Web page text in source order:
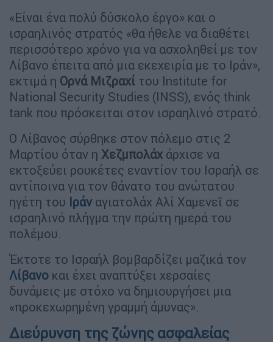
«Είναι ένα πολύ δύσκολο έργο» και ο
ισραηλινός στρατός «θα ήθελε να διαθέτει
περισσότερο χρόνο για να ασχοληθεί με τον
Λίβανο έπειτα από μια εκεχειρία με το Ιράν»,
εκτιμά η Ορνά Μιζραχί του Institute for
National Security Studies (INSS), ενός think
tank που πρόσκειται στον ισραηλινό στρατό.
Ο Λίβανος σύρθηκε στον πόλεμο στις 2
Μαρτίου όταν η Χεζμπολάχ άρχισε να
εκτοξεύει ρουκέτες εναντίον του Ισραήλ σε
αντίποινα για τον θάνατο του ανώτατου
ηγέτη του Ιράναγιατολάχ Αλί Χαμενεΐ σε
ισραηλινό πλήγμα την πρώτη ημερά του
πολέμου.
Έκτοτε το Ισραήλ βομβαρδίζει μαζικά τον
Λίβανο και έχει αναπτύξει χερσαίες
δυνάμεις με στόχο να δημιουργήσει μια
«προκεχωρημένη γραμμή άμυνας».
Διεύρυνση της ζώνης ασφαλείας